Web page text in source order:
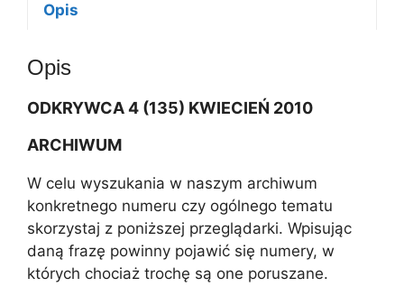
i
v
:
Opis
Opis
ODKRYWCA 4 (135) KWIECIEŃ 2010
ARCHIWUM
W celu wyszukania w naszym archiwum
konkretnego numeru czy ogólnego tematu
skorzystaj z poniższej przeglądarki. Wpisując
daną frazę powinny pojawić się numery, w
których chociaż trochę są one poruszane.